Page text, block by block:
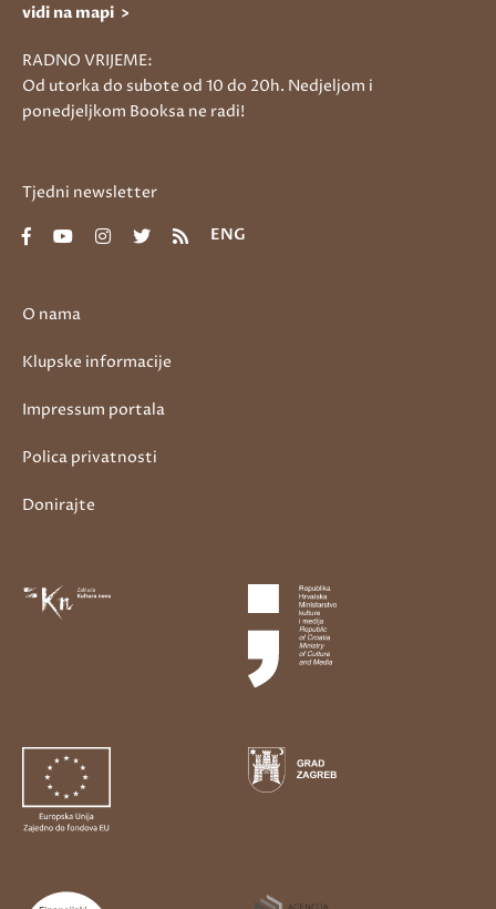
O nama
Klupske informacije
Impressum portala
Polica privatnosti
Donirajte
vidi na mapi >
RADNO VRIJEME:
Od utorka do subote od 10 do 20h. Nedjeljom i
ponedjeljkom Booksa ne radi!
Tjedni newsletter
ENG